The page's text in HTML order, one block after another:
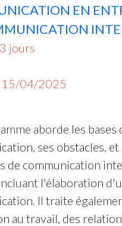
ET PREVENTION
DES ACCIDENTS DU
COMMERCIAL
DE MANAGEMENT DE
HSE ET
D'ACCIDENTS
QUALITE INTERNE
EN
jours
15/04/2025
aborde les bases
ses obstacles, et
de communication
l'élaboration
Il traite
au travail, des